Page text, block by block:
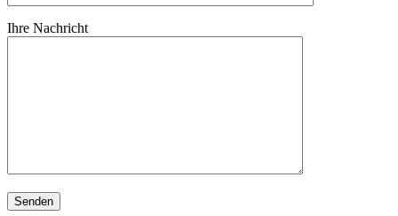
Ihre Nachricht